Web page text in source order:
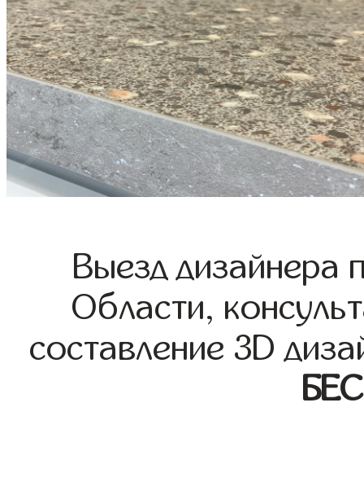
Выезд дизайнера
Области,
составление 3D